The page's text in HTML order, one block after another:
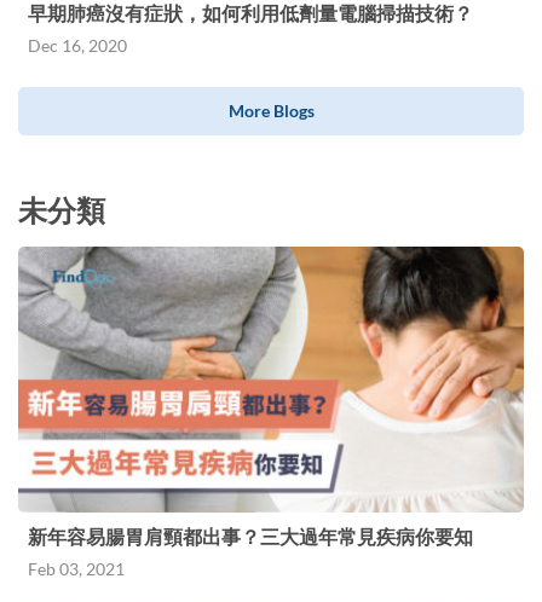
早期肺癌沒有症狀，如何利用低劑量電腦掃描技術？
Dec 16, 2020
More Blogs
未分類
新年容易腸胃肩頸都出事？三大過年常見疾病你要知
Feb 03, 2021